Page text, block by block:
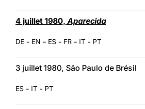
4 juillet 1980, Aparecida
DE - EN - ES - FR - IT - PT
3 juillet 1980, São Paulo de Brésil
ES - IT - PT